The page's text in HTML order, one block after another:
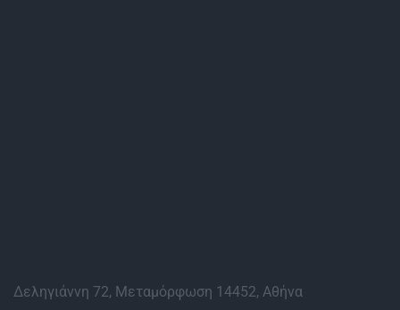
Δεληγιάννη 72, Μεταμόρφωση 14452, Αθήνα